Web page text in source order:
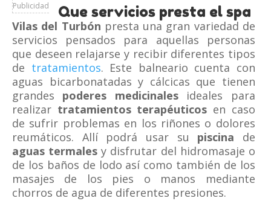
Publicidad Que servicios presta el spa
Vilas del Turbón presta una gran variedad de
servicios pensados para aquellas personas
que deseen relajarse y recibir diferentes tipos
de tratamientos. Este balneario cuenta con
aguas bicarbonatadas y cálcicas que tienen
grandes poderes medicinalesideales para
realizar tratamientos terapéuticos en caso
de sufrir problemas en los riñones o dolores
reumáticos. Allí podrá usar su piscina de
aguas termales y disfrutar del hidromasaje o
de los baños de lodo así como también de los
masajes de los pies o manos mediante
chorros de agua de diferentes presiones.